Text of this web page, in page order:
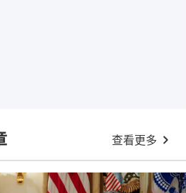
查看更多